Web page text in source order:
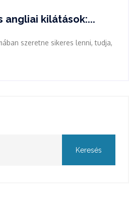
angliai kilátások:...
szeretne sikeres lenni, tudja,